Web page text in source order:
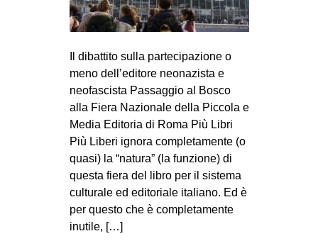
AMERICHE
EUROPA
MEDIO ORIENTE
MONDO
EVENTI
Il dibattito sulla partecipazione o
meno dell’editore neonazista e
neofascista Passaggio al Bosco
alla Fiera Nazionale della Piccola e
Media Editoria di Roma Più Libri
Più Liberi ignora completamente (o
quasi) la “natura” (la funzione) di
questa fiera del libro per il sistema
culturale ed editoriale italiano. Ed è
per questo che è completamente
inutile, […]